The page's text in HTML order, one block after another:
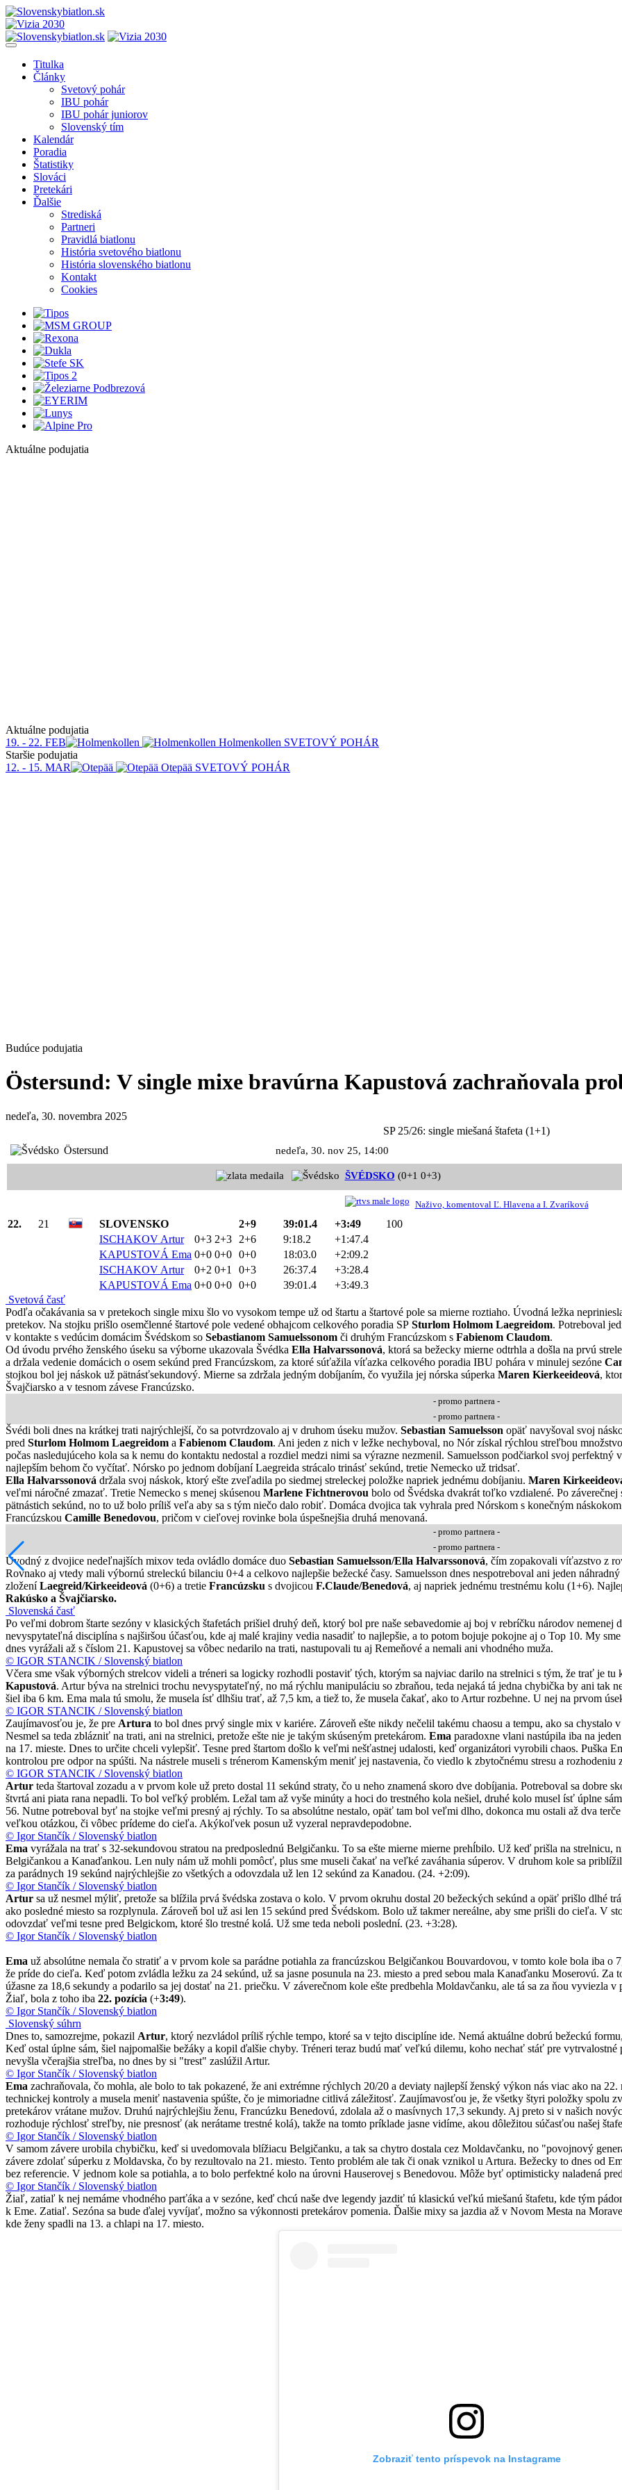
Titulka
Články
Svetový pohár
IBU pohár
IBU pohár juniorov
Slovenský tím
Kalendár
Poradia
Štatistiky
Slováci
Pretekári
Ďalšie
Strediská
Partneri
Pravidlá biatlonu
História svetového biatlonu
História slovenského biatlonu
Kontakt
Cookies
Aktuálne podujatia
Aktuálne podujatia
19. - 22. FEB
Holmenkollen SVETOVÝ POHÁR
Staršie podujatia
12. - 15. MAR
Otepää SVETOVÝ POHÁR
Budúce podujatia
Östersund: V single mixe bravúrna Kapustová zachraňovala
nedeľa, 30. novembra 2025
SP 25/26: single miešaná štafeta (1+1)
Östersund
nedeľa, 30. nov 25, 14:00
ŠVÉDSKO (0+1 0+3)
Naživo, komentoval Ľ. Hlavena a I. Zvaríková
22. 21 SLOVENSKO 2+9 39:01.4 +3:49
100
ISCHAKOV Artur
0+3 2+3 2+6 9:18.2
+1:47.4
KAPUSTOVÁ Ema 0+0 0+0 0+0 18:03.0
+2:09.2
ISCHAKOV Artur
0+2 0+1 0+3 26:37.4
+3:28.4
KAPUSTOVÁ Ema 0+0 0+0 0+0 39:01.4
+3:49.3
Svetová časť
Podľa očakávania sa v pretekoch single mixu šlo vo vysokom tempe už od štartu a štartové pole sa mierne roztiaho. Úvodná ležka
pretekov. Na stojku prišlo osemčlenné štartové pole vedené obhajcom celkového poradia SP Sturlom Holmom Laegreidom. Potreboval
v kontakte s vedúcim domácim Švédskom so Sebastianom Samuelssonom či druhým Francúzskom s Fabienom Claudom.
Od úvodu prvého ženského úseku sa výborne ukazovala Švédka Ella Halvarssonová, ktorá sa bežecky mierne odtrhla a došla na prvú
a držala vedenie domácich o osem sekúnd pred Francúzskom, za ktoré súťažila víťazka celkového poradia IBU pohára v minulej sezóne
stojkou bol jej náskok už pätnásťsekundový. Mierne sa zdržala jedným dobíjaním, čo využila jej nórska súperka Maren Kierkeeideová,
Švajčiarsko a v tesnom závese Francúzsko.
- promo partnera -
- promo partnera -
Švédi boli dnes na krátkej trati najrýchlejší, čo sa potvrdzovalo aj v druhom úseku mužov. Sebastian Samuelsson opäť navyšoval svoj
pred Sturlom Holmom Laegreidom a Fabienom Claudom. Ani jeden z nich v ležke nechyboval, no Nór získal rýchlou streľbou
počas nasledujúceho kola sa k nemu do kontaktu nedostal a rozdiel medzi nimi sa výrazne nezmenil. Samuelsson podčiarkol svoj
najlepším behom čo vyčítať. Nórsko po jednom dobíjaní Laegreida strácalo trinásť sekúnd, tretie Nemecko už tridsať.
Ella Halvarssonová držala svoj náskok, ktorý ešte zveľadila po siedmej streleckej položke napriek jednému dobíjaniu. Maren
veľmi náročné zmazať. Tretie Nemecko s menej skúsenou Marlene Fichtnerovou bolo od Švédska dvakrát toľko vzdialené. Po
pätnástich sekúnd, no to už bolo príliš veľa aby sa s tým niečo dalo robiť. Domáca dvojica tak vyhrala pred Nórskom s konečným
Francúzskou Camille Benedovou, pričom v cieľovej rovinke bola úspešnejšia druhá menovaná.
- promo partnera -
- promo partnera -
Úvodný z dvojice nedeľnajších mixov teda ovládlo domáce duo Sebastian Samuelsson/Ella Halvarssonová, čím zopakovali víťazstvo z
Rovnako aj vtedy mali výbornú streleckú bilanciu 0+4 a celkovo najlepšie bežecké časy. Samuelsson dnes nespotreboval ani jeden
zloženíLaegreid/Kirkeeideová (0+6) a tretie Francúzsku s dvojicou F.Claude/Benedová, aj napriek jednému trestnému kolu (1+6).
Rakúsko a Švajčiarsko.
Slovenská časť
Po veľmi dobrom štarte sezóny v klasických štafetách prišiel druhý deň, ktorý bol pre naše sebavedomie aj boj v rebríčku národov
nevyspytateľná disciplína s najširšou účasťou, kde aj malé krajiny vedia nasadiť to najlepšie, a to potom bojuje pokojne aj o Top 10. My
dnes vyrážali až s číslom 21. Kapustovej sa vôbec nedarilo na trati, nastupovali tu aj Remeňové a nemali ani vhodného muža.
© IGOR STANCIK / Slovenský biatlon
Včera sme však výborných strelcov videli a tréneri sa logicky rozhodli postaviť tých, ktorým sa najviac darilo na strelnici s tým, že trať je tu
Kapustová. Artur býva na strelnici trochu nevyspytateľný, no má rýchlu manipuláciu so zbraňou, teda nejaká tá jedna chybička by ani tak
šiel iba 6 km. Ema mala tú smolu, že musela ísť dlhšiu trať, až 7,5 km, a tiež to, že musela čakať, ako to Artur rozbehne. U nej na prvom
© IGOR STANCIK / Slovenský biatlon
Zaujímavosťou je, že pre Artura to bol dnes prvý single mix v kariére. Zároveň ešte nikdy nečelil takému chaosu a tempu, ako sa
Nesmel sa teda zblázniť na trati, ani na strelnici, pretože ešte nie je takým skúseným pretekárom. Ema paradoxne vlani nastúpila iba na
na 17. mieste. Dnes to určite chceli vylepšiť. Tesne pred štartom došlo k veľmi nešťastnej udalosti, keď organizátori vyrobili chaos. Puška
kontrolou pre odpor na spúšti. Na nástrele museli s trénerom Kamenským meniť jej nastavenia, čo viedlo k zbytočnému stresu a
© IGOR STANCIK / Slovenský biatlon
Artur teda štartoval zozadu a v prvom kole už preto dostal 11 sekúnd straty, čo u neho znamená skoro dve dobíjania. Potreboval sa dobre
štvrtá ani piata rana nepadli. To bol veľký problém. Ležal tam až vyše minúty a hoci do trestného kola nešiel, druhé kolo musel ísť úplne
56. Nutne potreboval byť na stojke veľmi presný aj rýchly. To sa absolútne nestalo, opäť tam bol veľmi dlho, dokonca mu ostali až dva
veľkou otázkou, či vôbec prídeme do cieľa. Akýkoľvek posun už vyzeral nepravdepodobne.
© Igor Stančík / Slovenský biatlon
Ema vyrážala na trať s 32-sekundovou stratou na predposlednú Belgičanku. To sa ešte mierne mierne prehĺbilo. Už keď prišla na
Belgičankou a Kanaďankou. Len nuly nám už mohli pomôcť, plus sme museli čakať na veľké zaváhania súperov. V druhom kole sa
za parádnych 19 sekúnd najrýchlejšie zo všetkých a odovzdala už len 12 sekúnd za Kanadou. (24. +2:09).
© Igor Stančík / Slovenský biatlon
Artur sa už nesmel mýliť, pretože sa blížila prvá švédska zostava o kolo. V prvom okruhu dostal 20 bežeckých sekúnd a opäť prišlo dlhé
ako posledné miesto sa rozplynula. Zároveň bol už asi len 15 sekúnd pred Švédskom. Bolo už takmer nereálne, aby sme prišli do cieľa. V
odovzdať veľmi tesne pred Belgickom, ktoré šlo trestné kolá. Už sme teda neboli poslední. (23. +3:28).
© Igor Stančík / Slovenský biatlon
Ema už absolútne nemala čo stratiť a v prvom kole sa parádne potiahla za francúzskou Belgičankou Bouvardovou, v tomto kole bola iba o
že príde do cieľa. Keď potom zvládla ležku za 24 sekúnd, už sa jasne posunula na 23. miesto a pred sebou mala Kanaďanku Moserovú.
úžasne za 18,6 sekundy a podarilo sa jej dostať na 21. priečku. V záverečnom kole ešte predbehla Moldavčanku, ale tá sa za ňou vyviezla
Žiaľ, bola z toho iba 22. pozícia (+3:49).
© Igor Stančík / Slovenský biatlon
Slovenský súhrn
Dnes to, samozrejme, pokazil Artur, ktorý nezvládol príliš rýchle tempo, ktoré sa v tejto disciplíne ide. Nemá aktuálne dobrú bežeckú
Keď ostal úplne sám, šiel najpomalšie bežáky a kopil ďalšie chyby. Tréneri teraz budú mať veľkú dilemu, koho nechať stáť pre
nevyšla včerajšia streľba, no dnes by si "trest" zaslúžil Artur.
© Igor Stančík / Slovenský biatlon
Ema zachraňovala, čo mohla, ale bolo to tak pokazené, že ani extrémne rýchlych 20/20 a deviaty najlepší ženský výkon nás viac ako na
technickej kontroly a musela meniť nastavenia spúšte, čo je mimoriadne citlivá záležitosť. Zaujímavosťou je, že všetky štyri položky spolu
pretekárov vrátane mužov. Druhú najrýchlejšiu ženu, Francúzku Benedovú, zdolala až o masívnych 17,3 sekundy. Aj preto si v našich
rozhoduje rýchlosť streľby, nie presnosť (ak nerátame trestné kolá), takže na tomto príklade jasne vidíme, akou dôležitou súčasťou našej
© Igor Stančík / Slovenský biatlon
V samom závere urobila chybičku, keď si uvedomovala blížiacu Belgičanku, a tak sa chytro dostala cez Moldavčanku, no "povojnový
závere zdolať súperku z Moldavska, čo by rezultovalo na 21. miesto. Tento problém ale tak či onak vznikol u Artura. Bežecky to dnes od
bez referencie. V jednom kole sa potiahla, a to bolo perfektné kolo na úrovni Hauserovej s Benedovou. Môže byť optimisticky naladená
© Igor Stančík / Slovenský biatlon
Žiaľ, zatiaľ k nej nemáme vhodného parťáka a v sezóne, keď chcú naše dve legendy jazdiť tú klasickú veľkú miešanú štafetu, kde tým
k Eme. Zatiaľ. Sezóna sa bude ďalej vyvíjať, možno sa výkonnosti pretekárov pomenia. Ďalšie mixy sa jazdia až v Novom Mesta na
kde ženy spadli na 13. a chlapi na 17. miesto.
Zobraziť tento príspevok na Instagrame